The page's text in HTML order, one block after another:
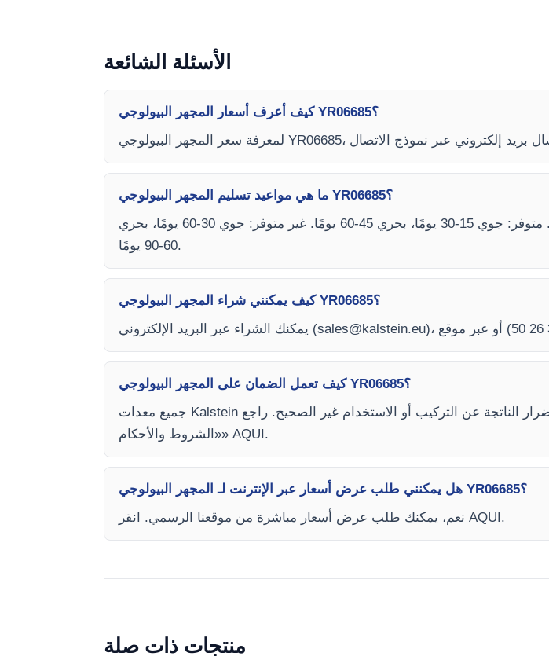
الأسئلة الشائعة
كيف أعرف أسعار المجهر البيولوجي YR06685؟
ما هي مواعيد تسليم المجهر البيولوجي YR06685؟
يعتمد وقت التسليم على توفر المخزون ونوع الشحن (جوي أو بحري). متوفر: جوي 15-30 يومًا، بحري 45-60 يومًا. غير متوفر: جوي 30-60 يومًا، بحري
60-90 يومًا.
كيف يمكنني شراء المجهر البيولوجي YR06685؟
يمكنك الشراء عبر البريد الإلكتروني (sales@kalstein.eu
كيف تعمل الضمان على المجهر البيولوجي YR06685؟
جميع معدات Kalstein تأتي بضمان لمدة عام واحد ضد عيوب التصنيع. الضمان لا يغطي الأضرار الناتجة عن التركيب أو الاستخدام غير الصحيح. راجع
«الشروط والأحكام» AQUI.
هل يمكنني طلب عرض أسعار عبر الإنترنت لـ المجهر البيولوجي YR06685؟
نعم، يمكنك طلب عرض أسعار مباشرة من موقعنا الرسمي. انقر AQUI.
منتجات ذات صلة